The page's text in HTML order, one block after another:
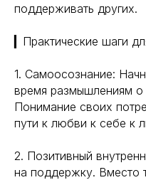
поддерживать других.
▎Практические шаги
1. Самоосознание:
время размышлениям о
Понимание своих
пути к любви к себе к
2. Позитивный
на поддержку. Вместо